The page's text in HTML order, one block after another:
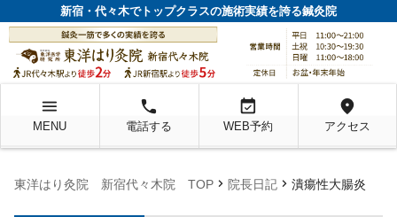
新宿・代々木でトップクラスの施術実績を誇る鍼灸院
menu
MENU
local_phone
電話する
event_available
WEB予約
location_on
アクセス
東洋はり灸院 新宿代々木院 TOP chevron_right 院長日記 chevron_right 潰瘍性大腸炎